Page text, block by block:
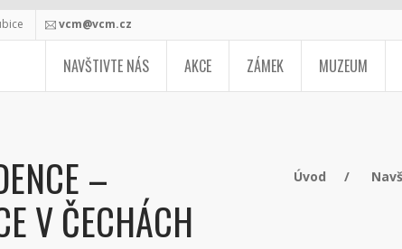
vcm@vcm.cz
NAVŠTIVTE NÁS AKCE ZÁMEK MUZEUM
–
V ČECHÁCH
Úvod